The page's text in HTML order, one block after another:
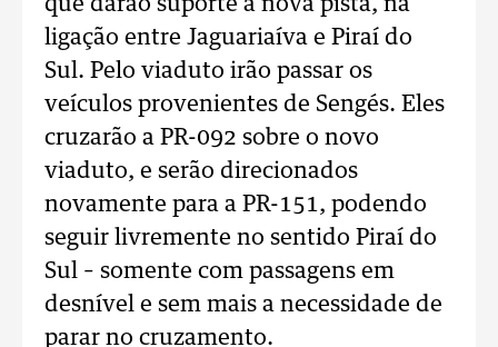
que darão suporte à nova pista, na
ligação entre Jaguariaíva e Piraí do
Sul. Pelo viaduto irão passar os
veículos provenientes de Sengés. Eles
cruzarão a PR-092 sobre o novo
viaduto, e serão direcionados
novamente para a PR-151, podendo
seguir livremente no sentido Piraí do
Sul – somente com passagens em
desnível e sem mais a necessidade de
parar no cruzamento.